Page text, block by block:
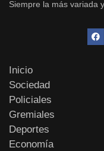
Siempre la más variada
Inicio
Sociedad
Policiales
Gremiales
Deportes
Economía